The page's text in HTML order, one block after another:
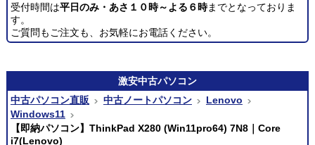
受付時間は平日のみ・あさ１０時～よる６時までとなっておりま
す。
ご質問もご注文も、お気軽にお電話ください。
激安中古パソコン
中古パソコン直販
中古ノートパソコン
Lenovo
Windows11
【即納パソコン】ThinkPad X280 (Win11pro64) 7N8｜Core
i7(Lenovo)